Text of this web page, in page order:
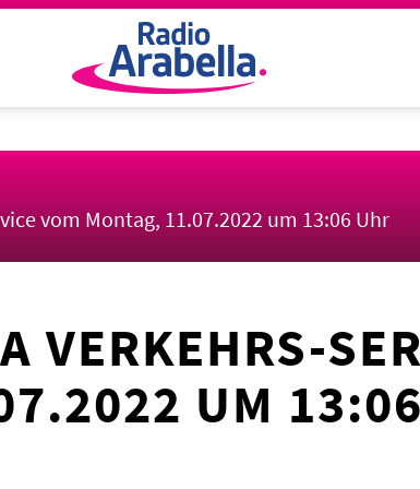
vom Montag, 11.07.2022 um 13:06 Uhr
VERKEHRS-
UM